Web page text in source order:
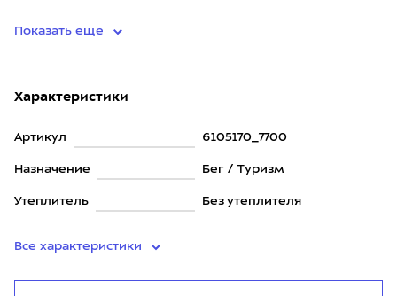
Показать еще
Характеристики
Артикул 6105170_7700
Назначение Бег / Туризм
Утеплитель Без утеплителя
Все характеристики